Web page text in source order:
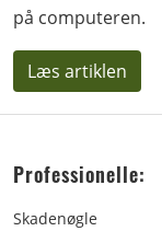
på computeren.
Læs artiklen
Professionelle:
Skadenøgle